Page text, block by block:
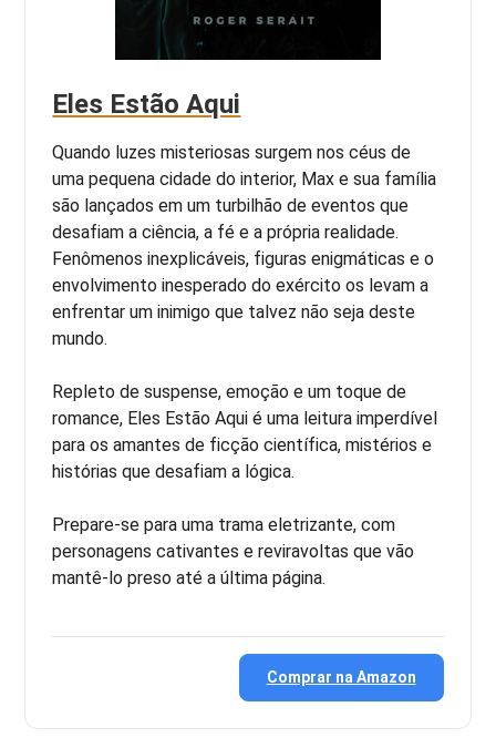
Eles Estão Aqui
Quando luzes misteriosas surgem nos céus de
uma pequena cidade do interior, Max e sua família
são lançados em um turbilhão de eventos que
desafiam a ciência, a fé e a própria realidade.
Fenômenos inexplicáveis, figuras enigmáticas e o
envolvimento inesperado do exército os levam a
enfrentar um inimigo que talvez não seja deste
mundo.
Repleto de suspense, emoção e um toque de
romance, Eles Estão Aqui é uma leitura imperdível
para os amantes de ficção científica, mistérios e
histórias que desafiam a lógica.
Prepare-se para uma trama eletrizante, com
personagens cativantes e reviravoltas que vão
mantê-lo preso até a última página.
Comprar na Amazon